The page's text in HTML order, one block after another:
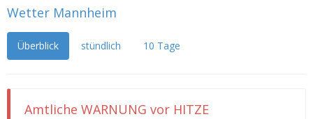
Wetter Mannheim
Überblick stündlich 10 Tage
Amtliche WARNUNG vor HITZE